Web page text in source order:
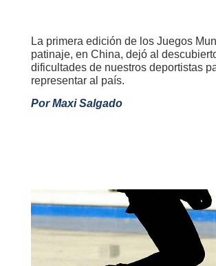
La primera edición de los Juegos
patinaje, en China, dejó al
dificultades de nuestros deportistas
representar al país.
Por Maxi Salgado